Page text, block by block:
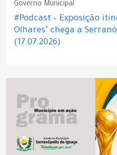
Governo Municipal
#Podcast – Exposição
Olhares" chega a
(17.07.2026)